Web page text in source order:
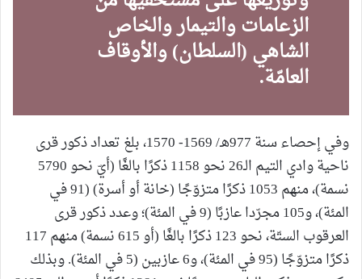
الزعامات والتيمار والخاص
الشاهي (السلطان) والأوقاف
العامّة.
وفي إحصاء سنة 977هـ/ 1569- 1570، بلغ تعداد ذكور قرى
ناحية وادي التيم الـ26 نحو 1158 ذكرًا بالغًا (أيّ نحو 5790
نسمة)، منهم 1053 ذكرًا متزوّجًا (خانة أو أسرة) (91 في
المئة)، و105 مجرّدا عازبًا (9 في المئة)؛ وعدد ذكور قرى
العرقوب الستّة، نحو 123 ذكرًا بالغًا (أو 615 نسمة) منهم 117
ذكرًا متزوّجًا (95 في المئة)، و6 عازبين (5 في المئة). وبذلك